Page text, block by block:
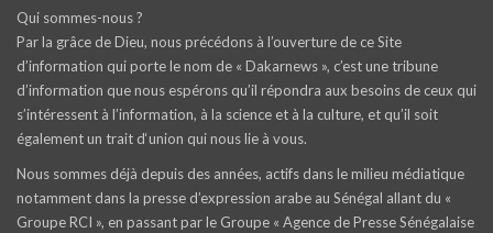
Qui sommes-nous ?
Par la grâce de Dieu, nous précédons à l’ouverture de ce Site
d’information qui porte le nom de « Dakarnews », c’est une tribune
d’information que nous espérons qu’il répondra aux besoins de ceux qui
s’intéressent à l’information, à la science et à la culture, et qu’il soit
également un trait d‘union qui nous lie à vous.
Nous sommes déjà depuis des années, actifs dans le milieu médiatique
notamment dans la presse d’expression arabe au Sénégal allant du «
Groupe RCI », en passant par le Groupe « Agence de Presse Sénégalaise